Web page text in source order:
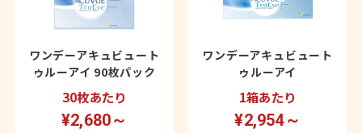
ワンデーアキュビュート
ゥルーアイ 90枚パック
30枚あたり
¥2,680～
ワンデーアキュビュート
ゥルーアイ
1箱あたり
¥2,954～